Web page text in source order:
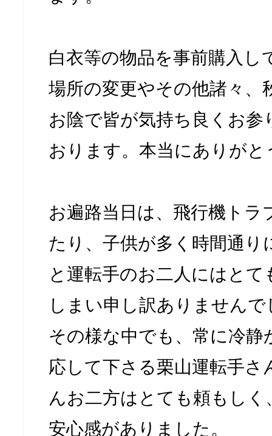
白衣等の物品を事前購入し
場所の変更やその他諸々、
お陰で皆が気持ち良くお参
おります。本当にありが
お遍路当日は、飛行機トラ
たり、子供が多く時間通
と運転手のお二人にはと
しまい申し訳ありませんで
その様な中でも、常に冷静
応して下さる栗山運転手さ
んお二方はとても頼もし
安心感がありました。